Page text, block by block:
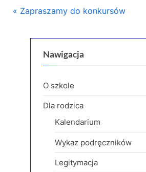
Nawigacja
wpisu
P
Zapraszamy do konkursów
Nawigacja
O szkole
Dla rodzica
Kalendarium
Wykaz podręczników
Legitymacja